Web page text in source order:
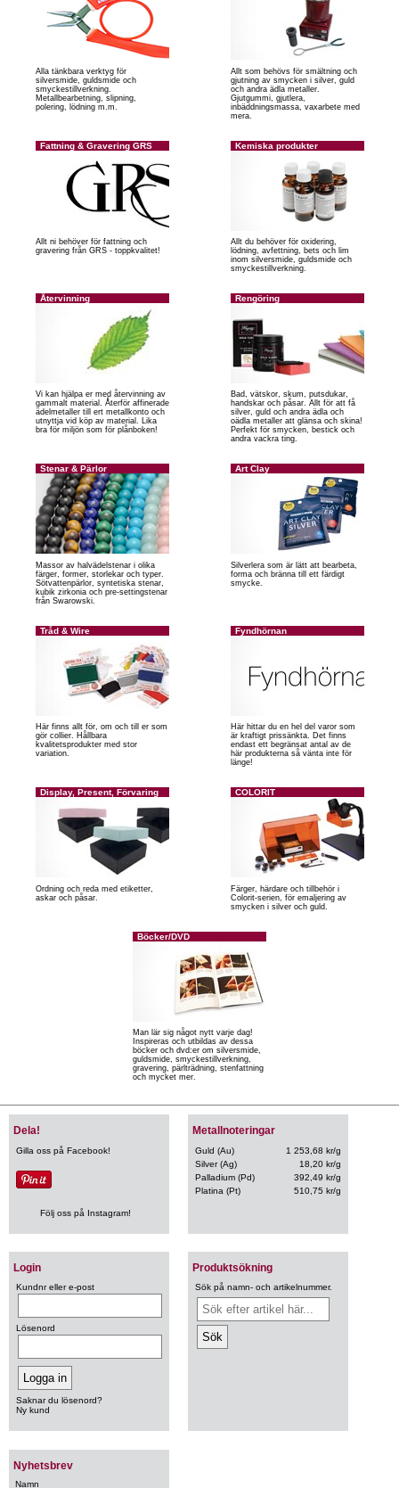
Alla tänkbara verktyg för
silversmide, guldsmide och
smyckestillverkning.
Metallbearbetning, slipning,
polering, lödning m.m.
Allt som behövs för smältning och
gjutning av smycken i silver, guld
och andra ädla metaller.
Gjutgummi, gjutlera,
inbäddningsmassa, vaxarbete med
mera.
Fattning & Gravering GRS
Allt ni behöver för fattning och
gravering från GRS - toppkvalitet!
Kemiska produkter
Allt du behöver för oxidering,
lödning, avfettning, bets och lim
inom silversmide, guldsmide och
smyckestillverkning.
Återvinning
Vi kan hjälpa er med återvinning av
gammalt material. Återför affinerade
ädelmetaller till ert metallkonto och
utnyttja vid köp av material. Lika
bra för miljön som för plånboken!
Rengöring
Bad, vätskor, skum, putsdukar,
handskar och påsar. Allt för att få
silver, guld och andra ädla och
oädla metaller att glänsa och skina!
Perfekt för smycken, bestick och
andra vackra ting.
Stenar & Pärlor
Massor av halvädelstenar i olika
färger, former, storlekar och typer.
Sötvattenpärlor, syntetiska stenar,
kubik zirkonia och pre-settingstenar
från Swarowski.
Art Clay
Silverlera som är lätt att bearbeta,
forma och bränna till ett färdigt
smycke.
Tråd & Wire
Här finns allt för, om och till er som
gör collier. Hållbara
kvalitetsprodukter med stor
variation.
Fyndhörnan
Här hittar du en hel del varor som
är kraftigt prissänkta. Det finns
endast ett begränsat antal av de
här produkterna så vänta inte för
länge!
Display, Present, Förvaring
Ordning och reda med etiketter,
askar och påsar.
COLORIT
Färger, härdare och tillbehör i
Colorit-serien, för emaljering av
smycken i silver och guld.
Böcker/DVD
Man lär sig något nytt varje dag!
Inspireras och utbildas av dessa
böcker och dvd:er om silversmide,
guldsmide, smyckestillverkning,
gravering, pärlträdning, stenfattning
och mycket mer.
Metallnoteringar
Guld (Au)
1 253,68 kr/g
Silver (Ag)
18,20 kr/g
Palladium (Pd)
392,49 kr/g
Platina (Pt)
510,75 kr/g
Login
Kundnr eller e-post
Lösenord
Saknar du lösenord?
Ny kund
Produktsökning
Sök på namn- och artikelnummer.
Nyhetsbrev
Namn
Dela!
Gilla oss på Facebook!
Följ oss på Instagram!